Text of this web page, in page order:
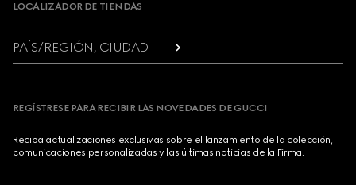
LOCALIZADOR DE TIENDAS
PAÍS/REGIÓN, CIUDAD
REGÍSTRESE PARA RECIBIR LAS NOVEDADES DE GUCCI
Reciba actualizaciones exclusivas sobre el lanzamiento de la colección,
comunicaciones personalizadas y las últimas noticias de la Firma.